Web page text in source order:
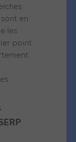
en
les
point